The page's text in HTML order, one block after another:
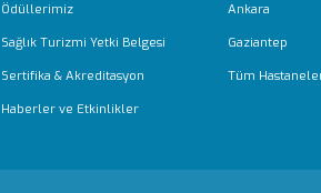
Ödüllerimiz
Sağlık Turizmi Yetki Belgesi
Sertifika & Akreditasyon
Haberler ve Etkinlikler
Ankara
Gaziantep
Tüm